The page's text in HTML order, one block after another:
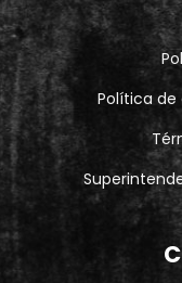
Política de